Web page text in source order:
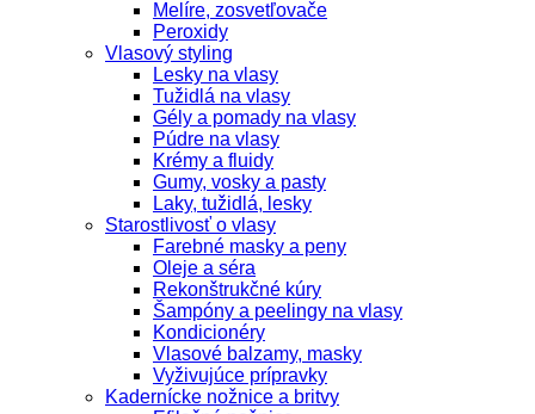
Melíre, zosvetľovače
Peroxidy
Vlasový styling
Lesky na vlasy
Tužidlá na vlasy
Gély a pomady na vlasy
Púdre na vlasy
Krémy a fluidy
Gumy, vosky a pasty
Laky, tužidlá, lesky
Starostlivosť o vlasy
Farebné masky a peny
Oleje a séra
Rekonštrukčné kúry
Šampóny a peelingy na vlasy
Kondicionéry
Vlasové balzamy, masky
Vyživujúce prípravky
Kadernícke nožnice a britvy